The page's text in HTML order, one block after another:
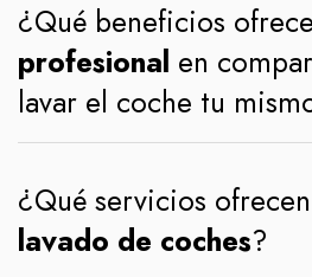
¿Qué beneficios
profesional en
lavar el coche tu
¿Qué servicios
lavado de coches?